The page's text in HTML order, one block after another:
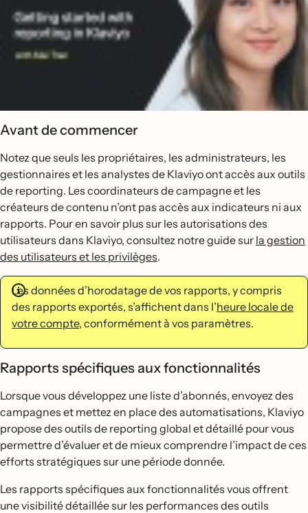
Avant de commencer
Notez que seuls les propriétaires, les administrateurs, les
gestionnaires et les analystes de Klaviyo ont accès aux outils
de reporting. Les coordinateurs de campagne et les
créateurs de contenu n’ont pas accès aux indicateurs ni aux
rapports. Pour en savoir plus sur les autorisations des
utilisateurs dans Klaviyo, consultez notre guide sur la gestion
des utilisateurs et les privilèges.
Les données d’horodatage de vos rapports, y compris
des rapports exportés, s’affichent dans l’heure locale de
votre compte, conformément à vos paramètres.
Rapports spécifiques aux fonctionnalités
Lorsque vous développez une liste d’abonnés, envoyez des
campagnes et mettez en place des automatisations, Klaviyo
propose des outils de reporting global et détaillé pour vous
permettre d’évaluer et de mieux comprendre l’impact de ces
efforts stratégiques sur une période donnée.
Les rapports spécifiques aux fonctionnalités vous offrent
une visibilité détaillée sur les performances des outils